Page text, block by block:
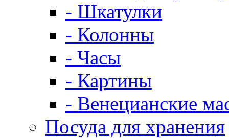
- Шкатулки
- Колонны
- Часы
- Картины
- Венецианские
Посуда для хранения